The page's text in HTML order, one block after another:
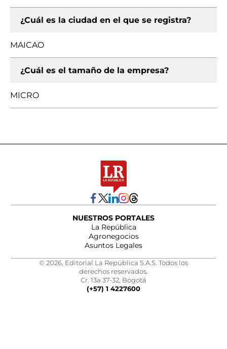
¿Cuál es la ciudad en el que se registra?
MAICAO
¿Cuál es el tamaño de la empresa?
MICRO
NUESTROS PORTALES
La República
Agronegocios
Asuntos Legales
© 2026, Editorial La República S.A.S. Todos los
derechos reservados.
Cr. 13a 37-32, Bogotá
(+57) 1 4227600